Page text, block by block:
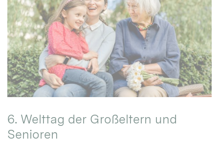
6. Welttag der Großeltern und
Senioren